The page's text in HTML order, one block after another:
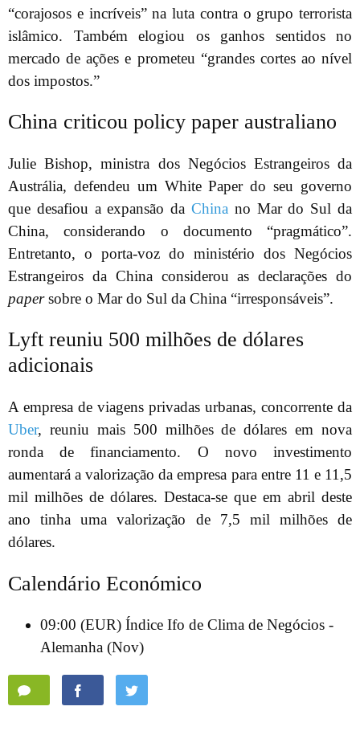
“corajosos e incríveis” na luta contra o grupo terrorista
islâmico. Também elogiou os ganhos sentidos no
mercado de ações e prometeu “grandes cortes ao nível
dos impostos.”
China criticou policy paper australiano
Julie Bishop, ministra dos Negócios Estrangeiros da
Austrália, defendeu um White Paper do seu governo
que desafiou a expansão da China no Mar do Sul da
China, considerando o documento “pragmático”.
Entretanto, o porta-voz do ministério dos Negócios
Estrangeiros da China considerou as declarações do
papersobre o Mar do Sul da China “irresponsáveis”.
Lyft reuniu 500 milhões de dólares
adicionais
A empresa de viagens privadas urbanas, concorrente da
Uber, reuniu mais 500 milhões de dólares em nova
ronda de financiamento. O novo investimento
aumentará a valorização da empresa para entre 11 e 11,5
mil milhões de dólares. Destaca-se que em abril deste
ano tinha uma valorização de 7,5 mil milhões de
dólares.
Calendário Económico
09:00 (EUR) Índice Ifo de Clima de Negócios -
Alemanha (Nov)